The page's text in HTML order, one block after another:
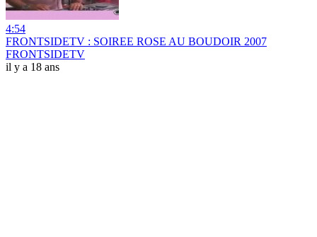
4:54
FRONTSIDETV : SOIREE ROSE AU BOUDOIR 2007
FRONTSIDETV
il y a 18 ans